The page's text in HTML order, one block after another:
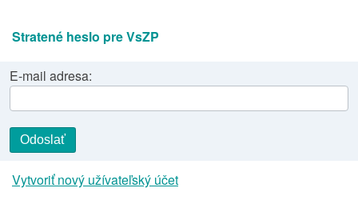
Stratené heslo pre VsZP
E-mail adresa:
Odoslať
Vytvoriť nový užívateľský účet